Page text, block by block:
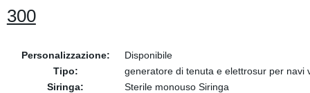
300
Personalizzazione:
Disponibile
Tipo:
generatore di tenuta e elettrosur per navi
Siringa:
Sterile monouso Siringa